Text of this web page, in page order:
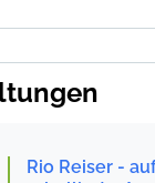
Rio Reiser -